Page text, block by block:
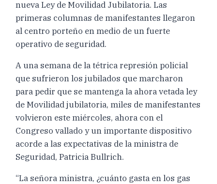
nueva Ley de Movilidad Jubilatoria. Las
primeras columnas de manifestantes llegaron
al centro porteño en medio de un fuerte
operativo de seguridad.
A una semana de la tétrica represión policial
que sufrieron los jubilados que marcharon
para pedir que se mantenga la ahora vetada ley
de Movilidad jubilatoria, miles de manifestantes
volvieron este miércoles, ahora con el
Congreso vallado y un importante dispositivo
acorde a las expectativas de la ministra de
Seguridad, Patricia Bullrich.
“La señora ministra, ¿cuánto gasta en los gas